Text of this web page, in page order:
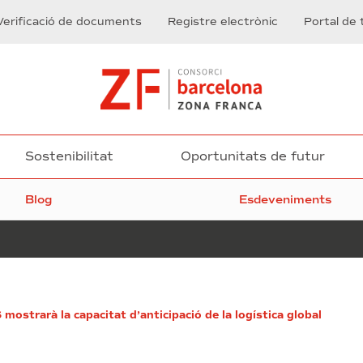
de documents Registre electrònic Portal de
Sostenibilitat Oportunitats de futur
Blog Esdeveniments
la capacitat d’anticipació de la logística global
enrere